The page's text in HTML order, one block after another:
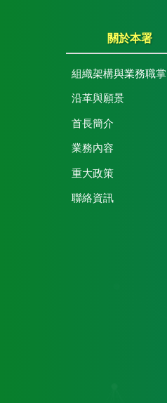
關於本署
組織架構與業務職掌
沿革與願景
首長簡介
業務內容
重大政策
聯絡資訊